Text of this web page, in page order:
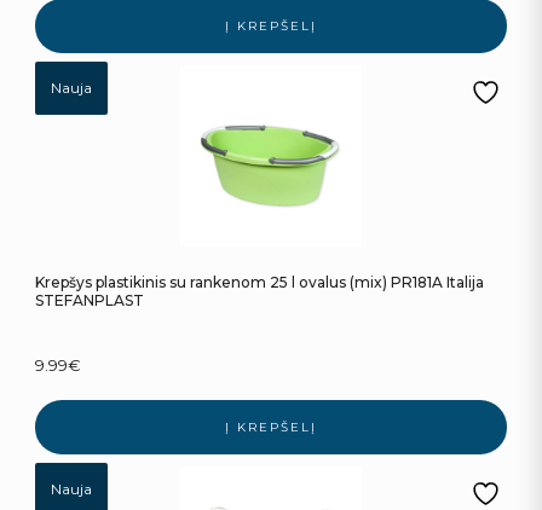
Į KREPŠELĮ
Nauja
Krepšys plastikinis su rankenom 25 l ovalus (mix) PR181A Italija
STEFANPLAST
9.99€
Į KREPŠELĮ
Nauja